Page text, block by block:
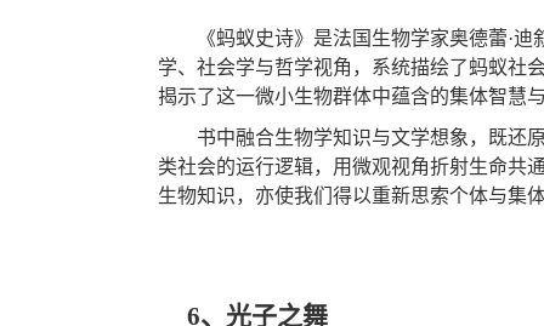
《蚂蚁史诗》是法国生物学家奥德蕾·迪
学、社会学与哲学视角，系统描绘了蚂蚁社
揭示了这一微小生物群体中蕴含的集体智慧
书中融合生物学知识与文学想象，既还
类社会的运行逻辑，用微观视角折射生命共
生物知识，亦使我们得以重新思索个体与集
6、 光子之舞